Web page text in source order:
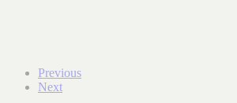
Previous
Next